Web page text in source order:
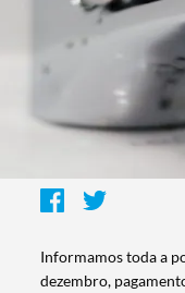
Informamos toda a
dezembro,